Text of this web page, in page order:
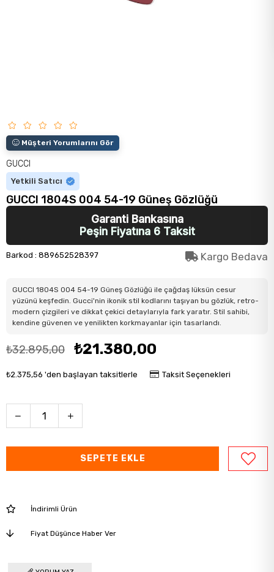
Müşteri Yorumlarını Gör
GUCCI
Yetkili Satıcı
GUCCI 1804S 004 54-19 Güneş Gözlüğü
Garanti Bankasına
Peşin Fiyatına 6 Taksit
Barkod : 889652528397 Kargo Bedava
GUCCI 1804S 004 54-19 Güneş Gözlüğü ile çağdaş lüksün cesur
yüzünü keşfedin. Gucci'nin ikonik stil kodlarını taşıyan bu gözlük, retro-
modern çizgileri ve dikkat çekici detaylarıyla fark yaratır. Stil sahibi,
kendine güvenen ve yenilikten korkmayanlar için tasarlandı.
₺32.895,00 ₺21.380,00
₺2.375,56 'den başlayan taksitlerle Taksit Seçenekleri
İndirimli Ürün
Fiyat Düşünce Haber Ver